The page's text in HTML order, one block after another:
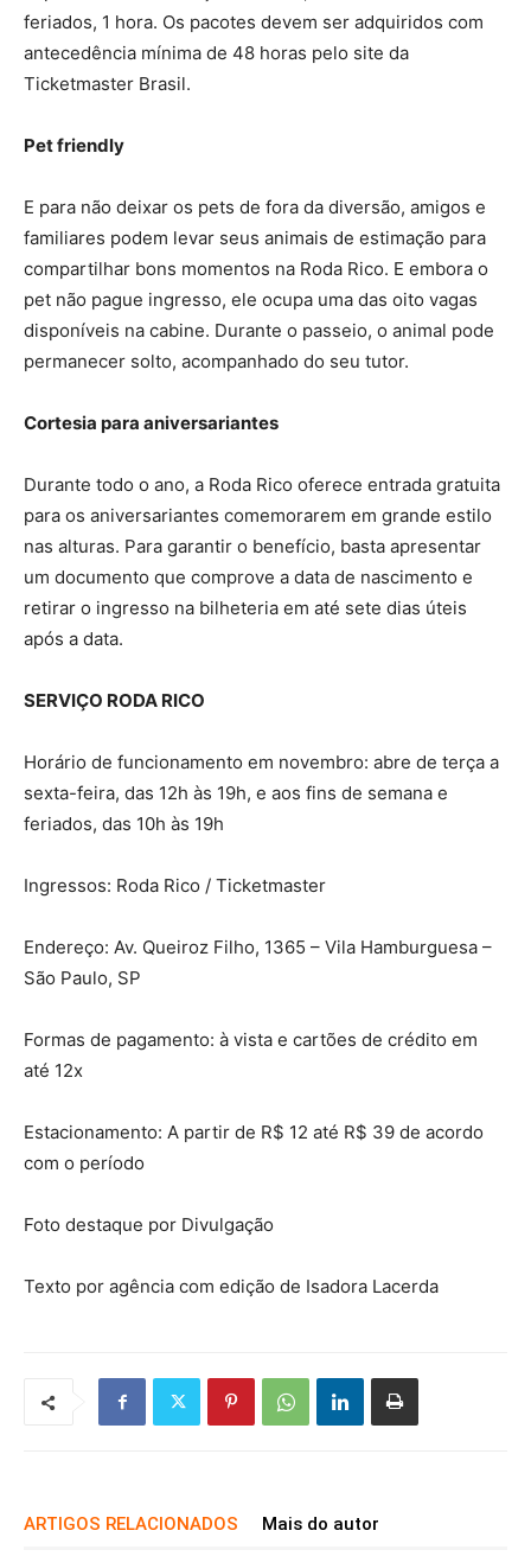
feriados, 1 hora. Os pacotes devem ser adquiridos com
antecedência mínima de 48 horas pelo site da
Ticketmaster Brasil.
Pet friendly
E para não deixar os pets de fora da diversão, amigos e
familiares podem levar seus animais de estimação para
compartilhar bons momentos na Roda Rico. E embora o
pet não pague ingresso, ele ocupa uma das oito vagas
disponíveis na cabine. Durante o passeio, o animal pode
permanecer solto, acompanhado do seu tutor.
Cortesia para aniversariantes
Durante todo o ano, a Roda Rico oferece entrada gratuita
para os aniversariantes comemorarem em grande estilo
nas alturas. Para garantir o benefício, basta apresentar
um documento que comprove a data de nascimento e
retirar o ingresso na bilheteria em até sete dias úteis
após a data.
SERVIÇO RODA RICO
Horário de funcionamento em novembro: abre de terça a
sexta-feira, das 12h às 19h, e aos fins de semana e
feriados, das 10h às 19h
Ingressos: Roda Rico / Ticketmaster
Endereço: Av. Queiroz Filho, 1365 – Vila Hamburguesa –
São Paulo, SP
Formas de pagamento: à vista e cartões de crédito em
até 12x
Estacionamento: A partir de R$ 12 até R$ 39 de acordo
com o período
Foto destaque por Divulgação
Texto por agência com edição de Isadora Lacerda
ARTIGOS RELACIONADOS Mais do autor